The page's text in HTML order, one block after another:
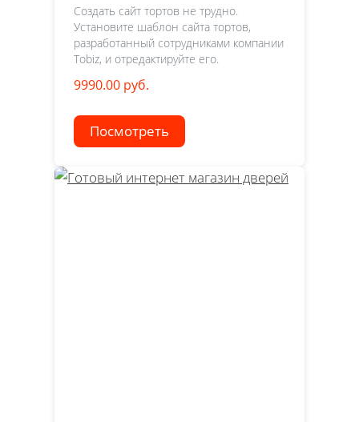
Создать сайт тортов не трудно.
Установите шаблон сайта тортов,
разработанный сотрудниками компании
Tobiz, и отредактируйте его.
9990.00 руб.
Посмотреть